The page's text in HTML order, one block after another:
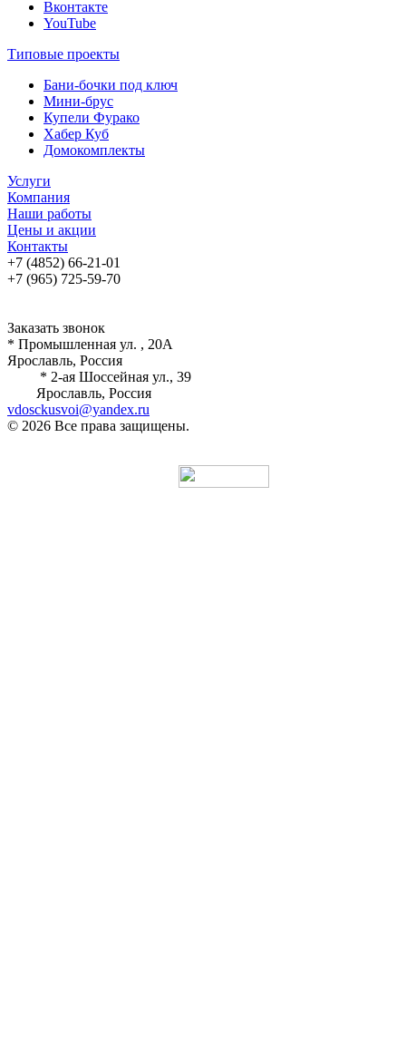
Вконтакте
YouTube
Типовые проекты
Бани-бочки под ключ
Мини-брус
Купели Фурако
Хабер Куб
Домокомплекты
Услуги
Компания
Наши работы
Цены и акции
Контакты
+7 (4852) 66-21-01
+7 (965) 725-59-70
Заказать звонок
* Промышленная ул. , 20А
Ярославль, Россия
* 2-ая Шоссейная ул., 39
Ярославль, Россия
vdosckusvoi@yandex.ru
© 2026 Все права защищены.